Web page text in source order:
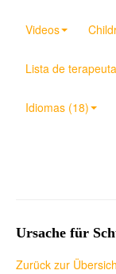
Videos
Lista de
Idiomas (18)
Ursache für
Zurück zur